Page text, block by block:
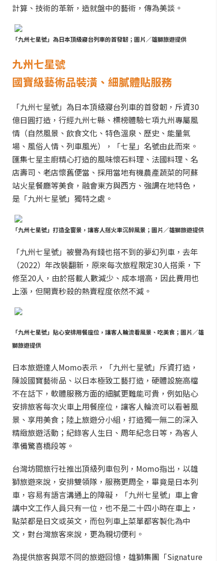
計算、技術的革新，造就盤中的藝術，傳為美談。
「九州七星號」為日本頂級寢台列車的首發韌；圖片／雄獅旅遊提供
九州七星號
國寶級藝術品裝潢、細膩體貼服務
「九州七星號」為日本頂級寢台列車的首發韌，斥資30
億日圓打造，行經九州七縣、標榜體驗七項九州專屬風
情（自然風景、飲食文化、特色溫泉、歷史、能量氣
場、風俗人情、列車風光），「七星」名號由此而來。
匯集七星主廚精心打造的風味懷石料理、法國料理、名
店壽司、老店懷舊便當、採用當地有機農產蔬菜的阿蘇
站火星餐廳等美食，融會東方與西方、強調在地特色，
是「九州七星號」獨特之處。
「九州七星號」打造全窗景，讓客人搭火車沉醉風景；圖片／雄獅旅遊提供
「九州七星號」被譽為有錢也搭不到的夢幻列車，去年
（2022）年改裝翻新，原來每次旅程限定30人搭乘，下
修至20人，由於搭載人數減少、成本增高，因此費用也
上漲，但開賣秒殺的熱賣程度依然不減。
「九州七星號」貼心安排用餐座位，讓客人輪流看風景、吃美食；圖片／雄
獅旅遊提供
日本旅遊達人Momo表示，「九州七星號」斥資打造，
陳設國寶藝術品、以日本極致工藝打造，硬體設施高檔
不在話下，軟體服務方面的細膩更難能可貴，例如貼心
安排旅客每次火車上用餐座位，讓客人輪流可以看著風
景、享用美食；陸上旅遊分小組，打造獨一無二的深入
精緻旅遊活動；紀錄客人生日、周年紀念日等，為客人
準備驚喜橋段等。
台灣坊間旅行社推出頂級列車包列，Momo指出，以雄
獅旅遊來說，安排雙領隊，服務更周全，畢竟是日本列
車，容易有語言溝通上的障礙，「九州七星號」車上會
講中文工作人員只有一位，也不是二十四小時在車上，
點菜都是日文或英文，而包列車上菜單都客製化為中
文，對台灣旅客來說，更為親切便利。
為提供旅客與眾不同的旅遊回憶，雄獅集團「Signature